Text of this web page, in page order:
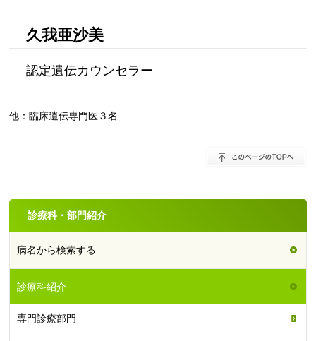
久我亜沙美
認定遺伝カウンセラー
他：臨床遺伝専門医３名
診療科・部門紹介
病名から検索する
診療科紹介
専門診療部門